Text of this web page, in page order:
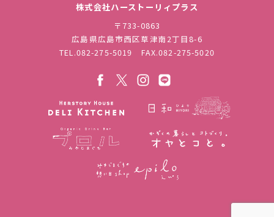
株式会社ハーストーリィプラス
〒733-0863
広島県広島市西区草津南2丁目8-6
TEL.082-275-5019 FAX.082-275-5020